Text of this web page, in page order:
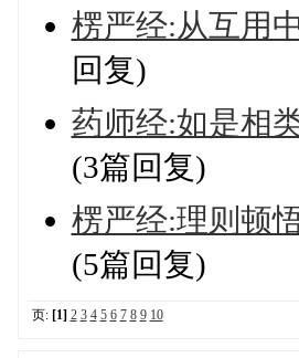
楞严经:从互用
回复)
药师经:如是相
(3篇回复)
楞严经:理则顿
(5篇回复)
页: [1] 2 3 4 5 6 7 8 9 10